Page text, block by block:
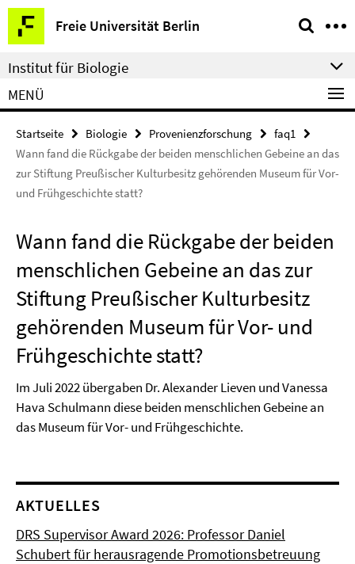
Springe
direkt
zu
Inhalt
Freie Universität Berlin
Service-
Navigation
Institut für Biologie
MENÜ
Startseite Biologie Provenienzforschung
faq1
Wann fand die Rückgabe der beiden menschlichen Gebeine an das
zur Stiftung Preußischer Kulturbesitz gehörenden Museum für Vor-
und Frühgeschichte statt?
Wann fand die Rückgabe der beiden
menschlichen Gebeine an das zur
Stiftung Preußischer Kulturbesitz
gehörenden Museum für Vor- und
Frühgeschichte statt?
Im Juli 2022 übergaben Dr. Alexander Lieven und Vanessa
Hava Schulmann diese beiden menschlichen Gebeine an
das Museum für Vor- und Frühgeschichte.
AKTUELLES
DRS Supervisor Award 2026: Professor Daniel
Schubert für herausragende Promotionsbetreuung